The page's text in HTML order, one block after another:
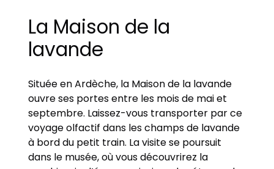
La Maison de la
lavande
Située en Ardèche, la Maison de la lavande
ouvre ses portes entre les mois de mai et
septembre. Laissez-vous transporter par ce
voyage olfactif dans les champs de lavande
à bord du petit train. La visite se poursuit
dans le musée, où vous découvrirez la